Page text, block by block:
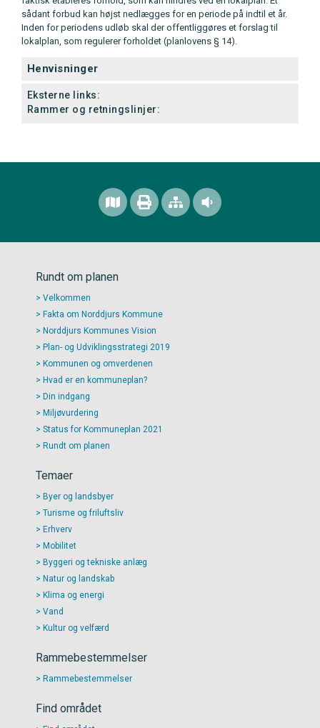
sådant forbud kan højst nedlægges for en periode på indtil et år.
Inden for periodens udløb skal der offentliggøres et forslag til
lokalplan, som regulerer forholdet (planlovens § 14).
Henvisninger
Eksterne links:
Rammer og retningslinjer:
Rundt om planen
Velkommen
Fakta om Norddjurs Kommune
Norddjurs Kommunes Vision
Plan- og Udviklingsstrategi 2019
Kommunen og omverdenen
Hvad er en kommuneplan?
Din indgang
Miljøvurdering
Status for Kommuneplan 2021
Rundt om planen
Temaer
Byer og landsbyer
Turisme og friluftsliv
Erhverv
Mobilitet
Byggeri og tekniske anlæg
Natur og landskab
Klima og energi
Vand
Kultur og velfærd
Rammebestemmelser
Rammebestemmelser
Find området